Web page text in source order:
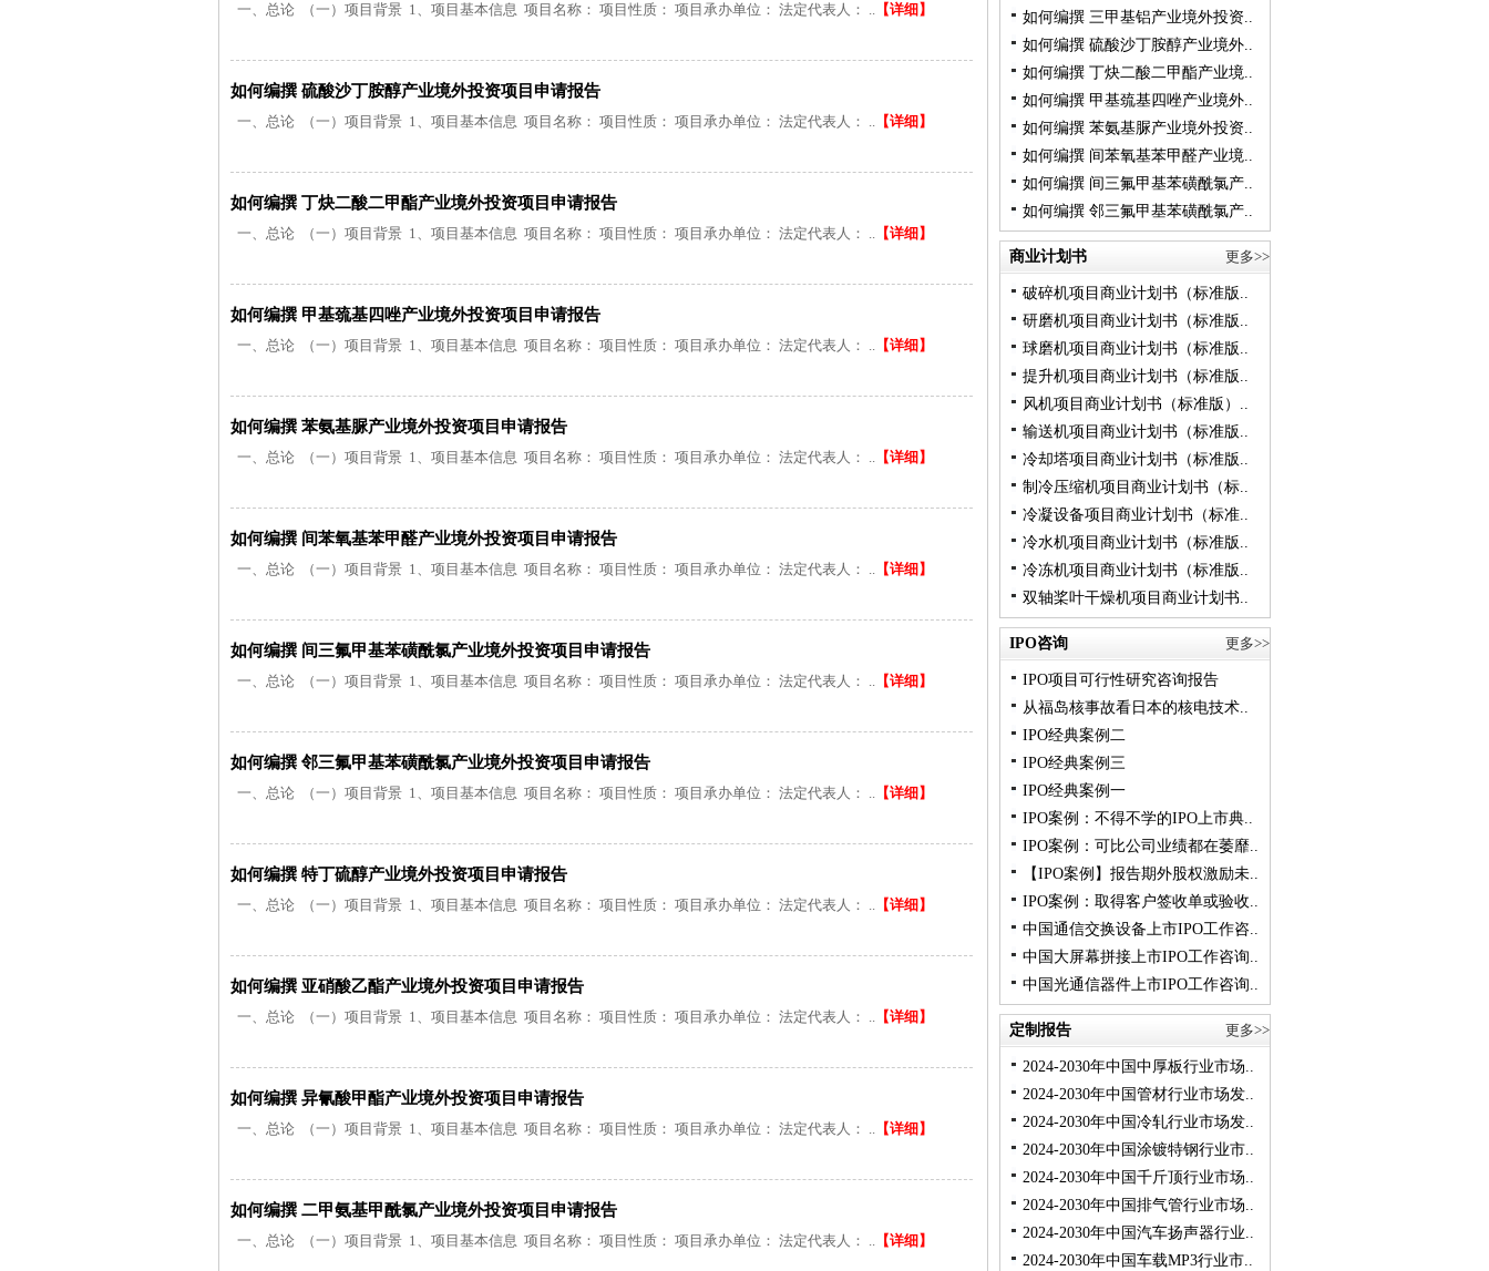
一、总论 （一）项目背景 1、项目基本信息 项目名称： 项目性质： 项目承办单位： 法定代表人： .. 【详细】
如何编撰 硫酸沙丁胺醇产业境外投资项目申请报告
一、总论 （一）项目背景 1、项目基本信息 项目名称： 项目性质： 项目承办单位： 法定代表人： .. 【详细】
如何编撰 丁炔二酸二甲酯产业境外投资项目申请报告
一、总论 （一）项目背景 1、项目基本信息 项目名称： 项目性质： 项目承办单位： 法定代表人： .. 【详细】
如何编撰 甲基巯基四唑产业境外投资项目申请报告
一、总论 （一）项目背景 1、项目基本信息 项目名称： 项目性质： 项目承办单位： 法定代表人： .. 【详细】
如何编撰 苯氨基脲产业境外投资项目申请报告
一、总论 （一）项目背景 1、项目基本信息 项目名称： 项目性质： 项目承办单位： 法定代表人： .. 【详细】
如何编撰 间苯氧基苯甲醛产业境外投资项目申请报告
一、总论 （一）项目背景 1、项目基本信息 项目名称： 项目性质： 项目承办单位： 法定代表人： .. 【详细】
如何编撰 间三氟甲基苯磺酰氯产业境外投资项目申请报告
一、总论 （一）项目背景 1、项目基本信息 项目名称： 项目性质： 项目承办单位： 法定代表人： .. 【详细】
如何编撰 邻三氟甲基苯磺酰氯产业境外投资项目申请报告
一、总论 （一）项目背景 1、项目基本信息 项目名称： 项目性质： 项目承办单位： 法定代表人： .. 【详细】
如何编撰 特丁硫醇产业境外投资项目申请报告
一、总论 （一）项目背景 1、项目基本信息 项目名称： 项目性质： 项目承办单位： 法定代表人： .. 【详细】
如何编撰 亚硝酸乙酯产业境外投资项目申请报告
一、总论 （一）项目背景 1、项目基本信息 项目名称： 项目性质： 项目承办单位： 法定代表人： .. 【详细】
如何编撰 异氰酸甲酯产业境外投资项目申请报告
一、总论 （一）项目背景 1、项目基本信息 项目名称： 项目性质： 项目承办单位： 法定代表人： .. 【详细】
如何编撰 二甲氨基甲酰氯产业境外投资项目申请报告
一、总论 （一）项目背景 1、项目基本信息 项目名称： 项目性质： 项目承办单位： 法定代表人： .. 【详细】
如何编撰 三甲基铝产业境外投资..
如何编撰 硫酸沙丁胺醇产业境外..
如何编撰 丁炔二酸二甲酯产业境..
如何编撰 甲基巯基四唑产业境外..
如何编撰 苯氨基脲产业境外投资..
如何编撰 间苯氧基苯甲醛产业境..
如何编撰 间三氟甲基苯磺酰氯产..
如何编撰 邻三氟甲基苯磺酰氯产..
商业计划书 更多>>
破碎机项目商业计划书（标准版..
研磨机项目商业计划书（标准版..
球磨机项目商业计划书（标准版..
提升机项目商业计划书（标准版..
风机项目商业计划书（标准版）..
输送机项目商业计划书（标准版..
冷却塔项目商业计划书（标准版..
制冷压缩机项目商业计划书（标..
冷凝设备项目商业计划书（标准..
冷水机项目商业计划书（标准版..
冷冻机项目商业计划书（标准版..
双轴桨叶干燥机项目商业计划书..
IPO咨询 更多>>
IPO项目可行性研究咨询报告
从福岛核事故看日本的核电技术..
IPO经典案例二
IPO经典案例三
IPO经典案例一
IPO案例：不得不学的IPO上市典..
IPO案例：可比公司业绩都在萎靡..
【IPO案例】报告期外股权激励未..
IPO案例：取得客户签收单或验收..
中国通信交换设备上市IPO工作咨..
中国大屏幕拼接上市IPO工作咨询..
中国光通信器件上市IPO工作咨询..
定制报告 更多>>
2024-2030年中国中厚板行业市场..
2024-2030年中国管材行业市场发..
2024-2030年中国冷轧行业市场发..
2024-2030年中国涂镀特钢行业市..
2024-2030年中国千斤顶行业市场..
2024-2030年中国排气管行业市场..
2024-2030年中国汽车扬声器行业..
2024-2030年中国车载MP3行业市..